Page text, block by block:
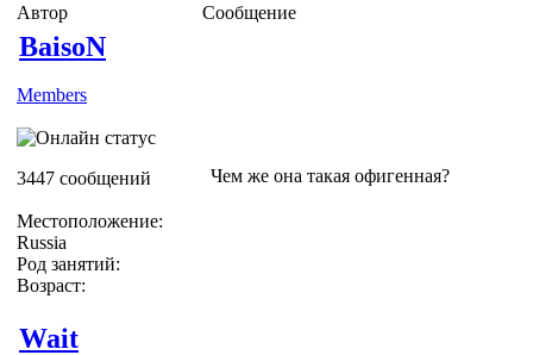
Автор
Сообщение
BaisoN
Members
3447 сообщений
Местоположение:
Russia
Род занятий:
Возраст:
Чем же она такая офигенная?
Wait